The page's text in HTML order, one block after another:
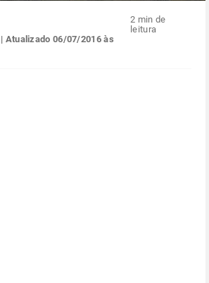
| Atualizado 06/07/2016 às
2 min de
leitura